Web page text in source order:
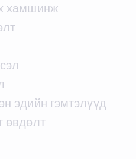
хамшинж
эдийн гэмтэлүүд
өвдөлт